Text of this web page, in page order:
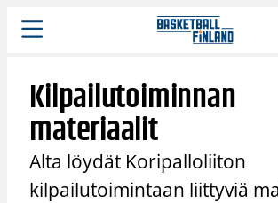
Siirry
sisältöön
Kilpailutoiminnan
materiaalit
Alta löydät Koripalloliiton
kilpailutoimintaan liittyviä